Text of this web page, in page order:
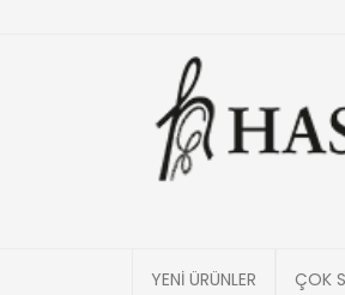
YENİ ÜRÜNLER ÇOK